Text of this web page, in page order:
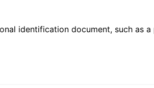
identification document, such as